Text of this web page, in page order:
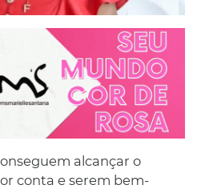
alcançar o
conta e serem bem-